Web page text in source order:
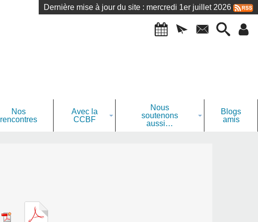
Dernière mise à jour du site : mercredi 1er juillet 2026
Nos
rencontres
Avec la
CCBF
Nous
soutenons
aussi…
Blogs
amis